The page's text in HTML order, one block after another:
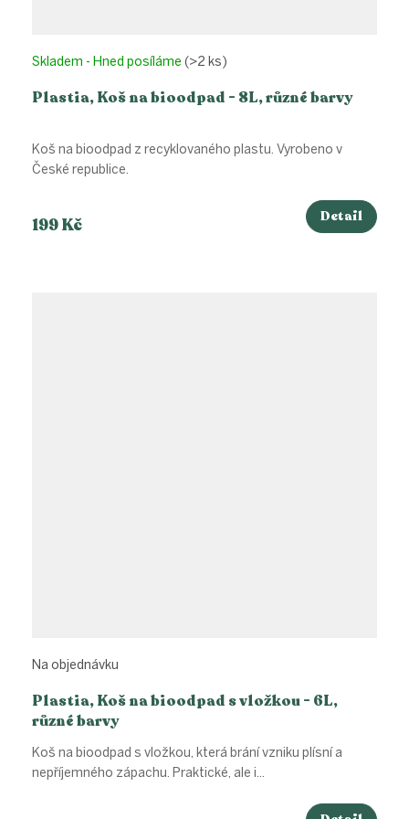
Plastia, Koš na bioodpad - 8L, různé barvy
Skladem - Hned posíláme (>2 ks)
199 Kč Detail
Koš na bioodpad z recyklovaného plastu. Vyrobeno v
České republice.
Plastia, Koš na bioodpad s vložkou - 6L,
různé barvy
Na objednávku
Koš na bioodpad s vložkou, která brání vzniku plísní a
nepříjemného zápachu. Praktické, ale i...